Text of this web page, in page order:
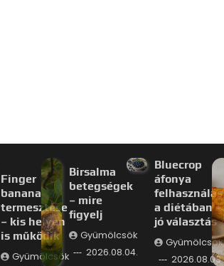
Finger
banana
termesztése
– kis helyen
is működik
Gyümölcsök
Birsalma
betegségek
– mire
figyelj
Gyümölcsök
2026.08.04.
Bluecrop
áfonya
felhasználás
a diétában –
jó választás
Gyümölcsök
2026.08.03.